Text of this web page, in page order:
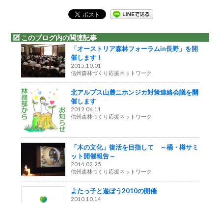
このブログ内の関連記事
「オーストリア森林フォーラムin長野」を開
催します！
2015.10.01
信州森林づくり応援ネットワーク
北アルプス山麓ニホンジカ対策連絡会議を開
催します
2012.06.11
信州森林づくり応援ネットワーク
「木の文化」復活を目指して ～桶・樽サミ
ット開催報告～
2014.02.25
信州森林づくり応援ネットワーク
よたっ子と遊ぼう2010の開催
2010.10.14